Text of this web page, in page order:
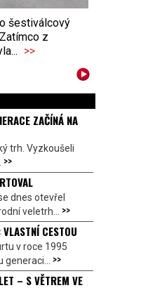
šestiválcový
z
>>
ZAČÍNÁ NA
trh. Vyzkoušeli
>>
dnes otevřel
veletrh... >>
CESTOU
v roce 1995
generaci... >>
– S VĚTREM VE